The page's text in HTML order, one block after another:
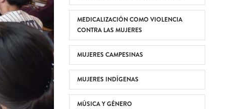
MEDICALIZACIÓN COMO VIOLENCIA
CONTRA LAS MUJERES
MUJERES CAMPESINAS
MUJERES INDÍGENAS
MÚSICA Y GÉNERO